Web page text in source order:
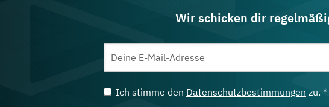
Wir schicken dir
Ich stimme den Datenschutzbestimmungen zu. *